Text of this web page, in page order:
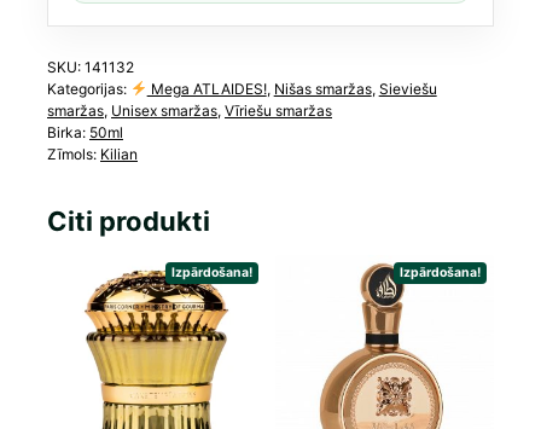
SKU: 141132
Kategorijas:
Mega ATLAIDES!, Nišas smaržas, Sieviešu
smaržas, Unisex smaržas, Vīriešu smaržas
Birka: 50ml
Zīmols: Kilian
Citi produkti
Izpārdošana! Izpārdošana!